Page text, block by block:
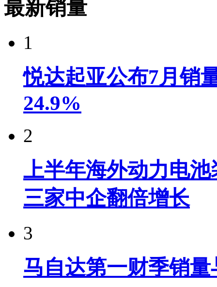
最新销量
1
悦达起亚公布7月销
24.9%
2
上半年海外动力电
三家中企翻倍增长
3
马自达第一财季销